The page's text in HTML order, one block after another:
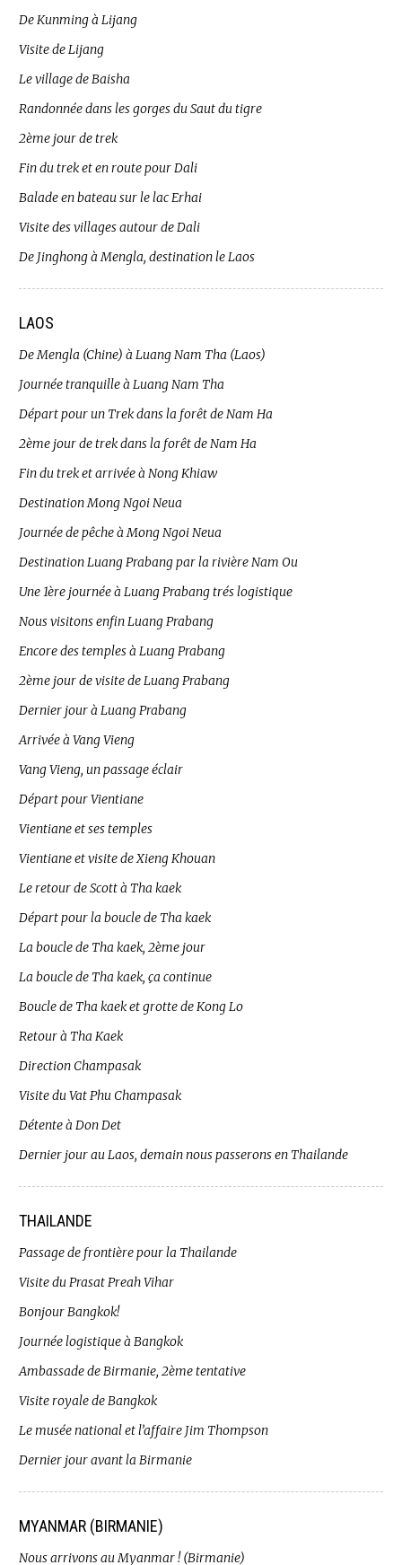
De Kunming à Lijang
Visite de Lijang
Le village de Baisha
Randonnée dans les gorges du Saut du tigre
2ème jour de trek
Fin du trek et en route pour Dali
Balade en bateau sur le lac Erhai
Visite des villages autour de Dali
De Jinghong à Mengla, destination le Laos
LAOS
De Mengla (Chine) à Luang Nam Tha (Laos)
Journée tranquille à Luang Nam Tha
Départ pour un Trek dans la forêt de Nam Ha
2ème jour de trek dans la forêt de Nam Ha
Fin du trek et arrivée à Nong Khiaw
Destination Mong Ngoi Neua
Journée de pêche à Mong Ngoi Neua
Destination Luang Prabang par la rivière Nam Ou
Une 1ère journée à Luang Prabang trés logistique
Nous visitons enfin Luang Prabang
Encore des temples à Luang Prabang
2ème jour de visite de Luang Prabang
Dernier jour à Luang Prabang
Arrivée à Vang Vieng
Vang Vieng, un passage éclair
Départ pour Vientiane
Vientiane et ses temples
Vientiane et visite de Xieng Khouan
Le retour de Scott à Tha kaek
Départ pour la boucle de Tha kaek
La boucle de Tha kaek, 2ème jour
La boucle de Tha kaek, ça continue
Boucle de Tha kaek et grotte de Kong Lo
Retour à Tha Kaek
Direction Champasak
Visite du Vat Phu Champasak
Détente à Don Det
Dernier jour au Laos, demain nous passerons en Thailande
THAILANDE
Passage de frontière pour la Thailande
Visite du Prasat Preah Vihar
Bonjour Bangkok!
Journée logistique à Bangkok
Ambassade de Birmanie, 2ème tentative
Visite royale de Bangkok
Le musée national et l’affaire Jim Thompson
Dernier jour avant la Birmanie
MYANMAR (BIRMANIE)
Nous arrivons au Myanmar ! (Birmanie)